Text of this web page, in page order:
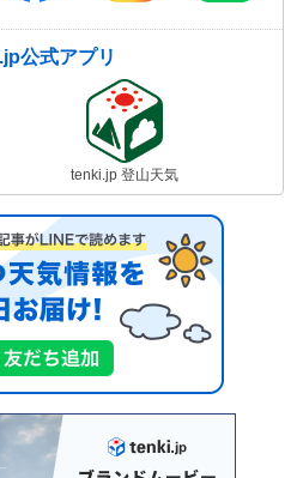
公式アプリ
tenki.jp 登山天気